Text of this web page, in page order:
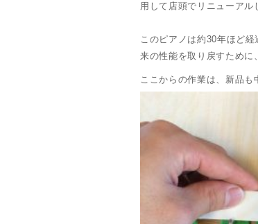
用して店頭でリニューアル
このピアノは約30年ほど
来の性能を取り戻すために
ここからの作業は、新品も